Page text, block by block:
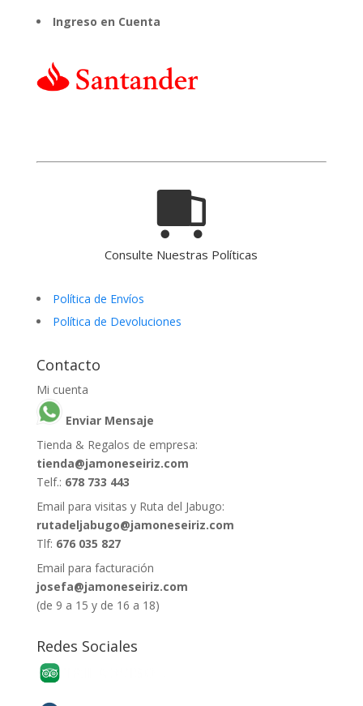
Ingreso en Cuenta
Consulte Nuestras Políticas
Política de Envíos
Política de Devoluciones
Contacto
Mi cuenta
Enviar Mensaje
Tienda & Regalos de empresa:
tienda@jamoneseiriz.com
Telf.: 678 733 443
Email para visitas y Ruta del Jabugo:
rutadeljabugo@jamoneseiriz.com
Tlf: 676 035 827
Email para facturación
josefa@jamoneseiriz.com
(de 9 a 15 y de 16 a 18)
Redes Sociales